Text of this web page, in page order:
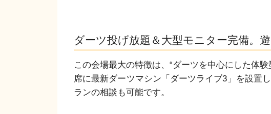
ダーツ投げ放題＆大型モニター完備。
この会場最大の特徴は、“ダーツを中心にした体
席に最新ダーツマシン「ダーツライブ3」を設置
ランの相談も可能です。